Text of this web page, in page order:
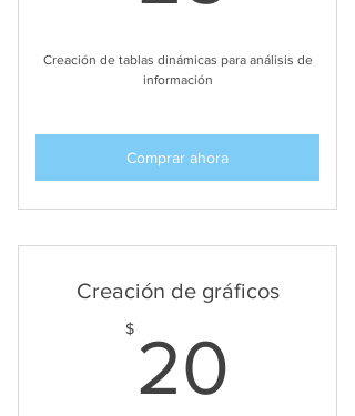
Creación de tablas dinámicas para análisis de
información
Comprar ahora
Creación de gráficos
$ 20